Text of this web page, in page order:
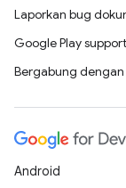
Laporkan bug
Google Play support
Bergabung
Android